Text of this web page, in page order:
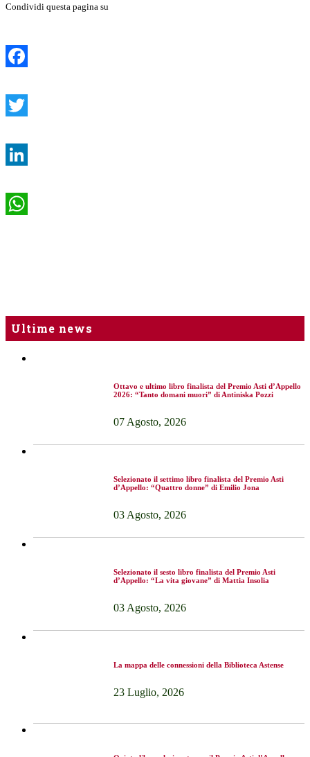
Condividi questa pagina su
Ultime news
Ottavo e ultimo libro finalista del Premio Asti d’Appello
2026: “Tanto domani muori” di Antiniska Pozzi
07 Agosto, 2026
Selezionato il settimo libro finalista del Premio Asti
d’Appello: “Quattro donne” di Emilio Jona
03 Agosto, 2026
Selezionato il sesto libro finalista del Premio Asti
d’Appello: “La vita giovane” di Mattia Insolia
03 Agosto, 2026
La mappa delle connessioni della Biblioteca Astense
23 Luglio, 2026